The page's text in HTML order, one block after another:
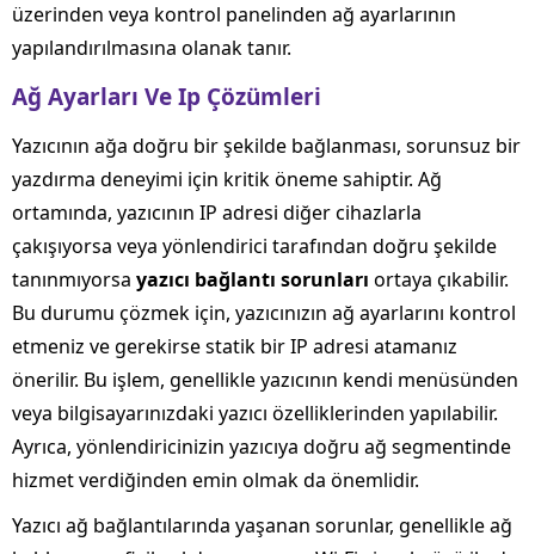
üzerinden veya kontrol panelinden ağ ayarlarının
yapılandırılmasına olanak tanır.
Ağ Ayarları Ve Ip Çözümleri
Yazıcının ağa doğru bir şekilde bağlanması, sorunsuz bir
yazdırma deneyimi için kritik öneme sahiptir. Ağ
ortamında, yazıcının IP adresi diğer cihazlarla
çakışıyorsa veya yönlendirici tarafından doğru şekilde
tanınmıyorsa yazıcı bağlantı sorunları ortaya çıkabilir.
Bu durumu çözmek için, yazıcınızın ağ ayarlarını kontrol
etmeniz ve gerekirse statik bir IP adresi atamanız
önerilir. Bu işlem, genellikle yazıcının kendi menüsünden
veya bilgisayarınızdaki yazıcı özelliklerinden yapılabilir.
Ayrıca, yönlendiricinizin yazıcıya doğru ağ segmentinde
hizmet verdiğinden emin olmak da önemlidir.
Yazıcı ağ bağlantılarında yaşanan sorunlar, genellikle ağ